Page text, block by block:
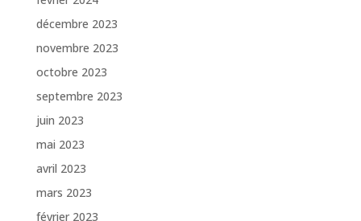
décembre 2023
novembre 2023
octobre 2023
septembre 2023
juin 2023
mai 2023
avril 2023
mars 2023
février 2023